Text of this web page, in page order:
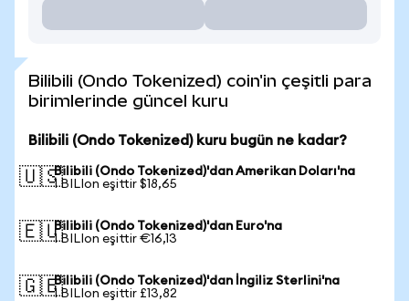
Bilibili (Ondo Tokenized) coin'in çeşitli para
birimlerinde güncel kuru
Bilibili (Ondo Tokenized) kuru bugün ne kadar?
🇺🇸Bilibili (Ondo Tokenized)'dan Amerikan Doları'na
1 BILIon eşittir $18,65
🇪🇺Bilibili (Ondo Tokenized)'dan Euro'na
1 BILIon eşittir €16,13
🇬🇧Bilibili (Ondo Tokenized)'dan İngiliz Sterlini'na
1 BILIon eşittir £13,82